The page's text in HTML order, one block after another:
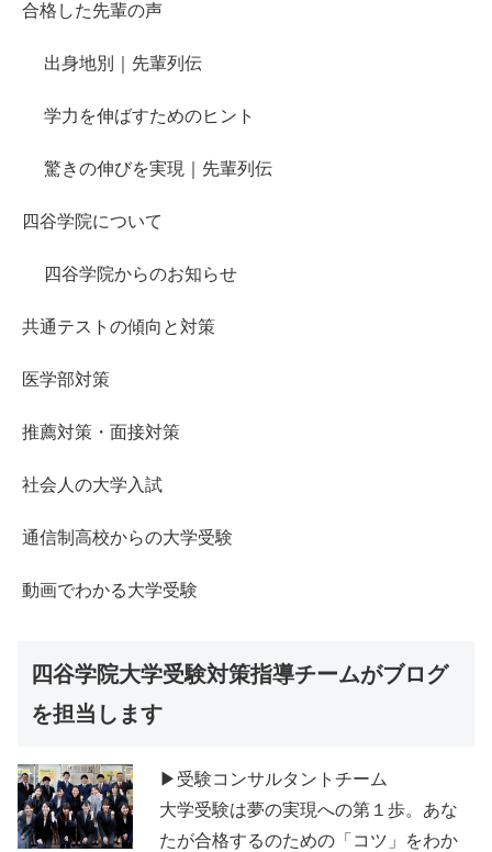
合格した先輩の声
出身地別｜先輩列伝
学力を伸ばすためのヒント
驚きの伸びを実現｜先輩列伝
四谷学院について
四谷学院からのお知らせ
共通テストの傾向と対策
医学部対策
推薦対策・面接対策
社会人の大学入試
通信制高校からの大学受験
動画でわかる大学受験
四谷学院大学受験対策指導チームがブログ
を担当します
▶受験コンサルタントチーム
大学受験は夢の実現への第１歩。あな
たが合格するのための「コツ」をわか